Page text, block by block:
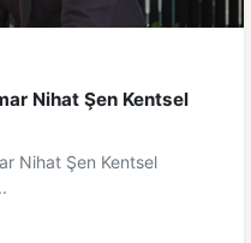
Nihat Şen Kentsel
Nihat Şen Kentsel